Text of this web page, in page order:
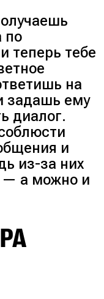
по
теперь тебе
на
задашь ему
диалог.
и
из-за них
— а можно и